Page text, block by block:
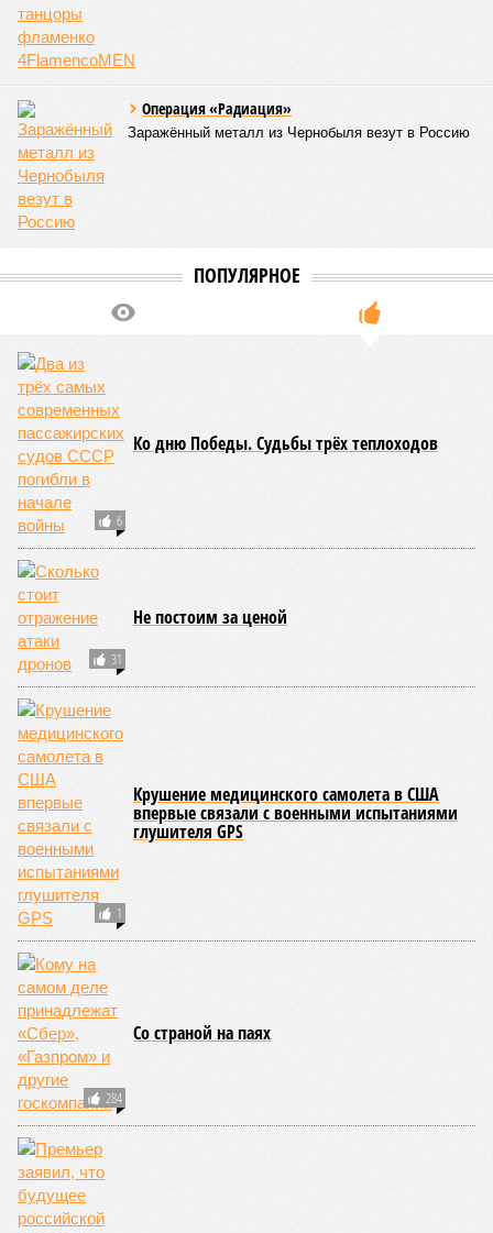
Операция «Радиация»
Заражённый металл из Чернобыля везут в Россию
ПОПУЛЯРНОЕ
6
Ко дню Победы. Судьбы трёх теплоходов
31
Не постоим за ценой
1
Крушение медицинского самолета в США
впервые связали с военными испытаниями
глушителя GPS
284
Со страной на паях